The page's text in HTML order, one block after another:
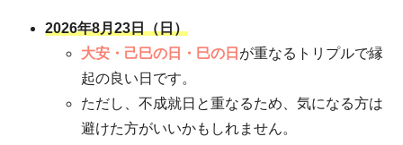
2026年8月23日（日）
大安・己巳の日・巳の日 が重なる トリプルで縁
起の良い日です。
ただし、不成就日と重なるため、気になる方は
避けた方がいいかもしれません。